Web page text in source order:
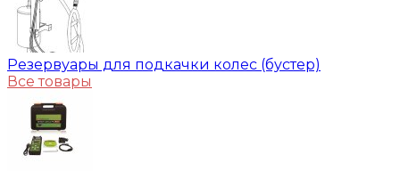
Резервуары для подкачки колес (бустер)
Все товары